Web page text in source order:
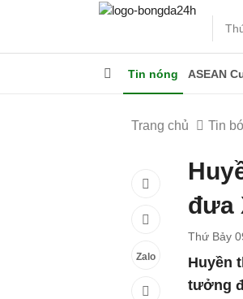
Tin nóng ASEAN
Trang chủ Tin
Zalo
đưa
Thứ Bảy
Huyền
tưởng